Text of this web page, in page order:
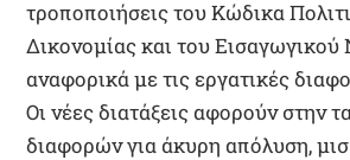
τροποποιήσεις του Κώδικα
Δικονομίας και του
αναφορικά με τις εργατικές
Οι νέες διατάξεις αφορούν στην
διαφορών για άκυρη απόλυση,